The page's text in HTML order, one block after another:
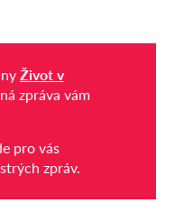
Život v
zpráva vám
pro vás
zpráv.